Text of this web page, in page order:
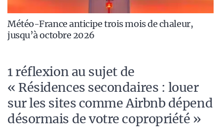
Météo-France anticipe trois mois de chaleur,
jusqu’à octobre 2026
1 réflexion au sujet de
« Résidences secondaires : louer
sur les sites comme Airbnb dépend
désormais de votre copropriété »